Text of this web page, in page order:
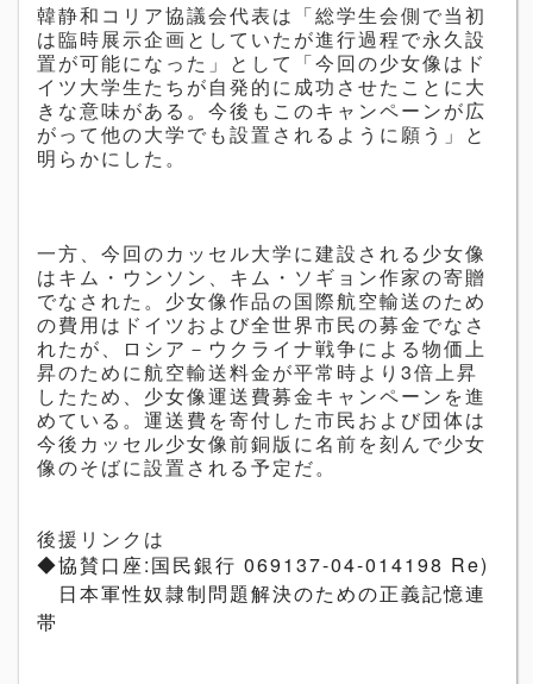
韓静和コリア協議会代表は「総学生会側で当初
は臨時展示企画としていたが進行過程で永久設
置が可能になった」として「今回の少女像はド
イツ大学生たちが自発的に成功させたことに大
きな意味がある。今後もこのキャンペーンが広
がって他の大学でも設置されるように願う」と
明らかにした。
一方、今回のカッセル大学に建設される少女像
はキム・ウンソン、キム・ソギョン作家の寄贈
でなされた。少女像作品の国際航空輸送のため
の費用はドイツおよび全世界市民の募金でなさ
れたが、ロシア－ウクライナ戦争による物価上
昇のために航空輸送料金が平常時より 3倍上昇
したため、少女像運送費募金キャンペーンを進
めている。運送費を寄付した市民および団体は
今後カッセル少女像前銅版に名前を刻んで少女
像のそばに設置される予定だ。
後援リンクは
◆協賛口座:国民銀行 069137-04-014198 Re)
日本軍性奴隷制問題解決のための正義記憶連
帯